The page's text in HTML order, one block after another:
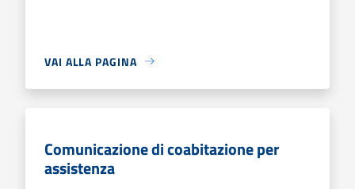
VAI ALLA PAGINA
Comunicazione di coabitazione per
assistenza